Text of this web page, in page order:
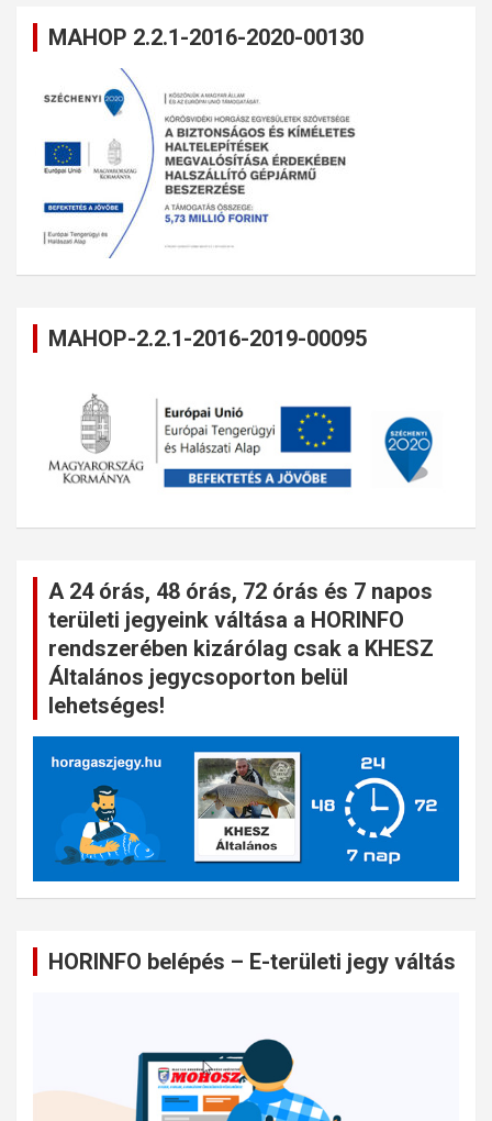
MAHOP 2.2.1-2016-2020-00130
MAHOP-2.2.1-2016-2019-00095
A 24 órás, 48 órás, 72 órás és 7 napos
területi jegyeink váltása a HORINFO
rendszerében kizárólag csak a KHESZ
Általános jegycsoporton belül
lehetséges!
HORINFO belépés – E-területi jegy váltás